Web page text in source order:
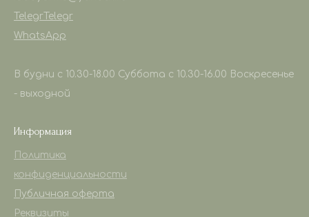
Telegr Telegr
WhatsApp
В будни с 10.30-18.00 Суббота с 10.30-16.00 Воскресенье
- выходной
Информация
Политика
конфиденциальности
Публичная оферта
Реквизиты